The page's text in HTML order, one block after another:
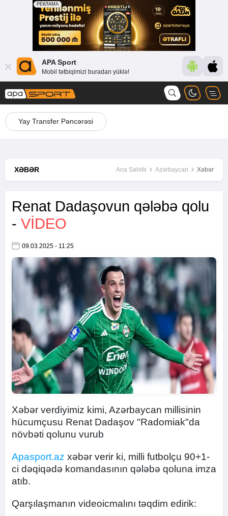
APA Sport
Mobil tətbiqimizi buradan yüklə!
Yay Transfer Pəncərəsi
XƏBƏR Ana Səhifə Azərbaycan Xəbər
Renat Dadaşovun qələbə qolu
- VİDEO
09.03.2025 - 11:25
Xəbər verdiyimiz kimi, Azərbaycan millisinin
hücumçusu Renat Dadaşov "Radomiak"da
növbəti qolunu vurub
Apasport.az xəbər verir ki, milli futbolçu 90+1-
ci dəqiqədə komandasının qələbə qoluna imza
atıb.
Qarşılaşmanın videoicmalını təqdim edirik: